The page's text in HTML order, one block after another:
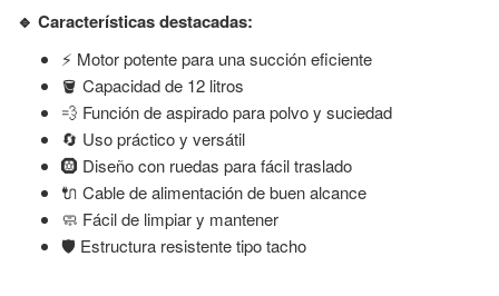
🔹 Características destacadas:
⚡ Motor potente para una succión eficiente
🪣 Capacidad de 12 litros
💨 Función de aspirado para polvo y suciedad
🔄 Uso práctico y versátil
🛞 Diseño con ruedas para fácil traslado
🔌 Cable de alimentación de buen alcance
🧼 Fácil de limpiar y mantener
🛡️ Estructura resistente tipo tacho